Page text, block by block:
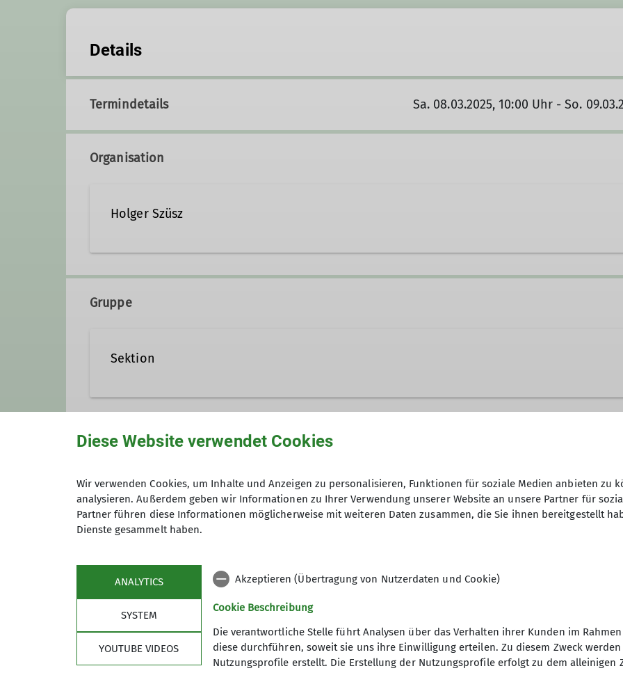
Details
Termindetails Sa. 08.03.2025, 10:00 Uhr - So.
Organisation
Holger Szüsz
Gruppe
Sektion
Hier wird alles gesammelt, was die Sektion betrifft und keiner anderen Gruppe
Kontakt aufnehmen
Anmeldung
Maximale Teilnehmeranzahl 6
Diese Website verwendet Cookies
Wir verwenden Cookies, um Inhalte und Anzeigen zu personalisieren, Funktionen für soziale Medien anbieten zu
analysieren. Außerdem geben wir Informationen zu Ihrer Verwendung unserer Website an unsere Partner für
Partner führen diese Informationen möglicherweise mit weiteren Daten zusammen, die Sie ihnen bereitgestellt
Dienste gesammelt haben.
ANALYTICS
SYSTEM
YOUTUBE VIDEOS
Akzeptieren (Übertragung von Nutzerdaten und Cookie)
Cookie Beschreibung
Die verantwortliche Stelle führt Analysen über das Verhalten ihrer Kunden im
diese durchführen, soweit sie uns ihre Einwilligung erteilen. Zu diesem Zweck
Nutzungsprofile erstellt. Die Erstellung der Nutzungsprofile erfolgt zu dem alleinigen